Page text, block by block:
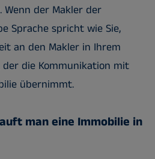
Wenn der Makler der
Sprache spricht wie Sie,
an den Makler in Ihrem
der die Kommunikation mit
übernimmt.
man eine Immobilie in